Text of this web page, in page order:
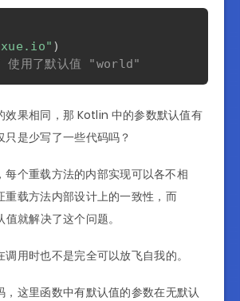
)
用了默认值 "world"
效果相同，那 Kotlin 中的参数默认值有
只是少写了一些代码吗？
个重载方法的内部实现可以各不相
重载方法内部设计上的一致性，而
就解决了这个问题。
用时也不是完全可以放飞自我的。
，这里函数中有默认值的参数在无默认